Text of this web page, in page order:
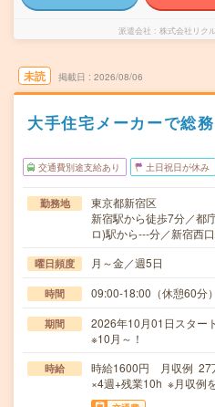
派遣会社 株式会社リク
未読 掲載日 2026/08/06
大手住宅メーカーで総
交通費別途支給あり 土日祝日が休み
勤務地
東京都新宿区
新宿駅から徒歩7分／都
ロ)駅から---分／新宿西
曜日頻度 月～金／週5日
時間 09:00-18:00（休憩60分
期間
2026年10月01日スタ
※10月～！
時給
時給1600円 月収例 27
×4週+残業10h ※月収例